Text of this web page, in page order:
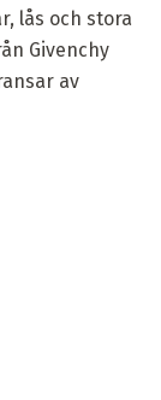
lås och stora
Givenchy
av